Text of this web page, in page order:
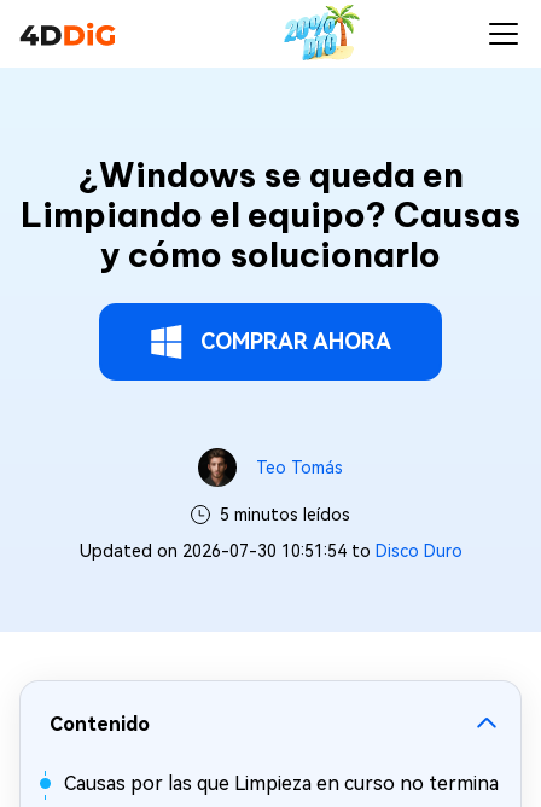
¿Windows se queda en
Limpiando el equipo? Causas
y cómo solucionarlo
COMPRAR AHORA
Teo Tomás
5 minutos leídos
Updated on 2026-07-30 10:51:54 to Disco Duro
Contenido
Causas por las que Limpieza en curso no termina